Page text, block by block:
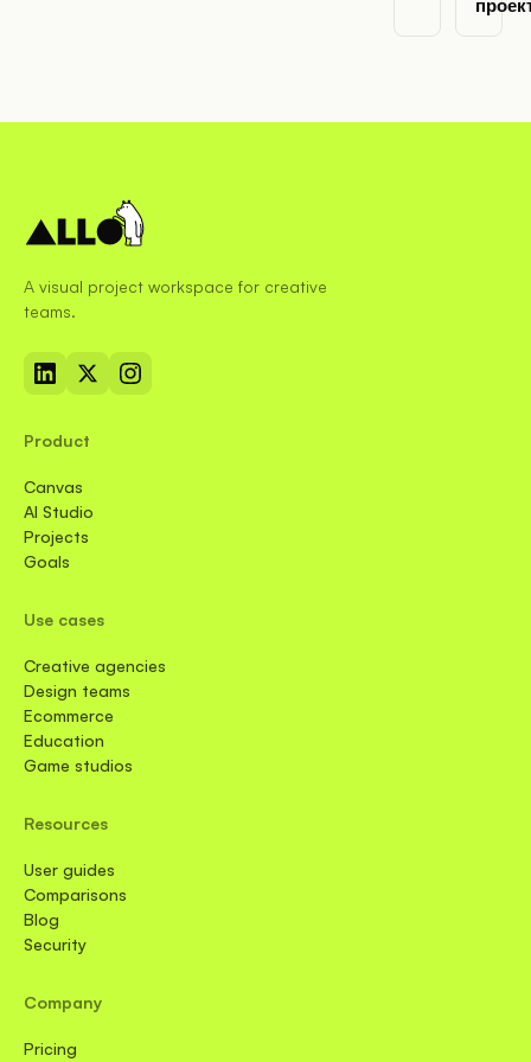
A visual project workspace for creative
teams.
Product
Canvas
AI Studio
Projects
Goals
Use cases
Creative agencies
Design teams
Ecommerce
Education
Game studios
Resources
User guides
Comparisons
Blog
Security
Company
Pricing